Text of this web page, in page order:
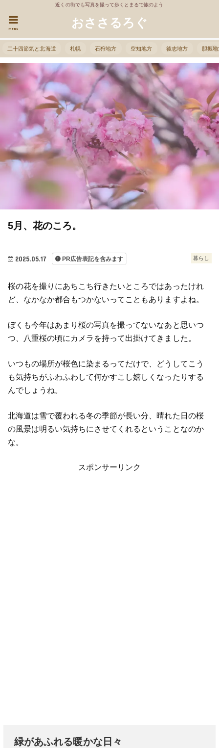
近くの街でも写真を撮って歩くとまるで旅のよう
おささるろぐ
menu
二十四節気と北海道 札幌 石狩地方 空知地方 後志地方 胆振
暮らし
2025.05.17 PR広告表記を含みます
5月、花のころ。
桜の花を撮りにあちこち行きたいところではあったけれ
ど、なかなか都合もつかないってこともありますよね。
ぼくも今年はあまり桜の写真を撮ってないなあと思いつ
つ、八重桜の頃にカメラを持って出掛けてきました。
いつもの場所が桜色に染まるってだけで、どうしてこう
も気持ちがふわふわして何かすこし嬉しくなったりする
んでしょうね。
北海道は雪で覆われる冬の季節が長い分、晴れた日の桜
の風景は明るい気持ちにさせてくれるということなのか
な。
スポンサーリンク
緑があふれる暖かな日々